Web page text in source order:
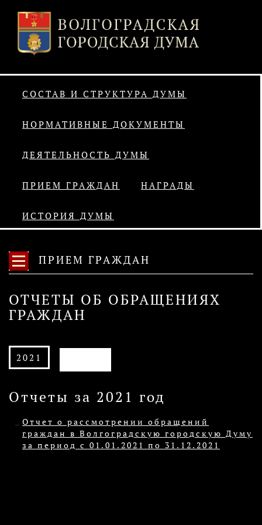
СОСТАВ И СТРУКТУРА ДУМЫ
НОРМАТИВНЫЕ ДОКУМЕНТЫ
ДЕЯТЕЛЬНОСТЬ ДУМЫ
ПРИЕМ ГРАЖДАН НАГРАДЫ
ИСТОРИЯ ДУМЫ
ПРИЕМ ГРАЖДАН
ОТЧЕТЫ ОБ ОБРАЩЕНИЯХ
ГРАЖДАН
2021
Отчеты за 2021 год
Отчет о рассмотрении обращений
граждан в Волгоградскую городскую Думу
за период с 01.01.2021 по 31.12.2021